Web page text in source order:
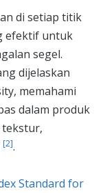
di setiap titik
efektif untuk
segel.
dijelaskan
memahami
dalam produk
tekstur,
[2].
Standard for